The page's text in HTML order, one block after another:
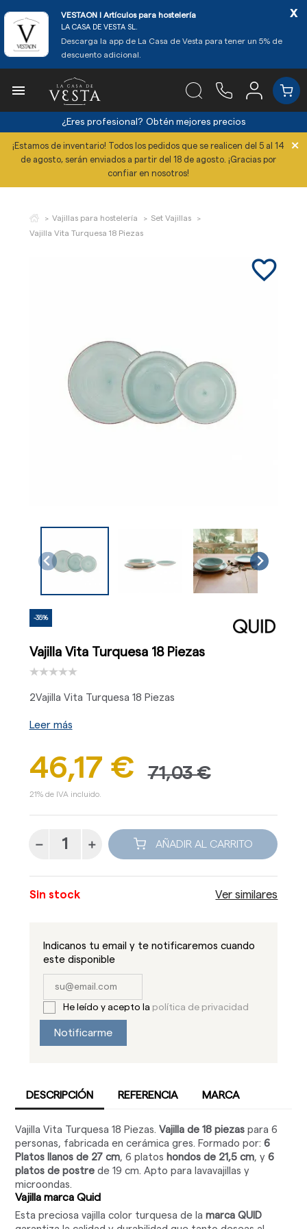
VESTAON l Artículos para hostelería
LA CASA DE VESTA SL.
Descarga la app de La Casa de Vesta para tener un 5% de
descuento adicional.
x

¿Eres profesional? Obtén mejores precios
¡Estamos de inventario! Todos los pedidos que se realicen del 5 al 14
de agosto, serán enviados a partir del 18 de agosto. ¡Gracias por
confiar en nosotros!
×
Vajillas para hostelería
Set Vajillas
Vajilla Vita Turquesa 18 Piezas
favorite_border
-35%
Vajilla Vita Turquesa 18 Piezas
2Vajilla Vita Turquesa 18 Piezas
Leer más
46,17 € 71,03 €
21% de IVA incluido.
AÑADIR AL CARRITO
Sin stock Ver similares
Indicanos tu email y te notificaremos cuando
este disponible
He leído y acepto la política de privacidad
Notificarme
DESCRIPCIÓN REFERENCIA MARCA
Vajilla Vita Turquesa 18 Piezas.Vajilla de 18 piezas para 6
personas, fabricada en cerámica gres. Formado por:6
Platos llanos de 27 cm, 6 platos hondos de 21,5 cm, y 6
platos de postre de 19 cm. Apto para lavavajillas y
microondas.
Vajilla marca Quid
Esta preciosa vajilla color turquesa de la marca QUID